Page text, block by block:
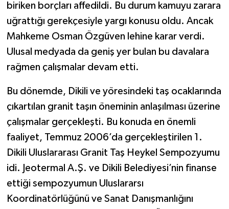
biriken borçları affedildi. Bu durum kamuyu zarara
uğrattığı gerekçesiyle yargı konusu oldu. Ancak
Mahkeme Osman Özgüven lehine karar verdi.
Ulusal medyada da geniş yer bulan bu davalara
rağmen çalışmalar devam etti.
Bu dönemde, Dikili ve yöresindeki taş ocaklarında
çıkartılan granit taşın öneminin anlaşılması üzerine
çalışmalar gerçekleşti. Bu konuda en önemli
faaliyet, Temmuz 2006’da gerçekleştirilen 1.
Dikili Uluslararası Granit Taş Heykel Sempozyumu
idi. Jeotermal A.Ş. ve Dikili Belediyesi’nin finanse
ettiği sempozyumun Uluslararsı
Koordinatörlüğünü ve Sanat Danışmanlığını